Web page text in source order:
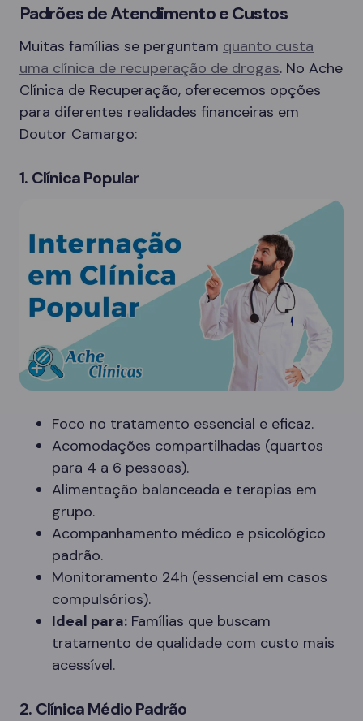
Padrões de Atendimento e Custos
Muitas famílias se perguntam quanto custa
uma clínica de recuperação de drogas. No Ache
Clínica de Recuperação, oferecemos opções
para diferentes realidades financeiras em
Doutor Camargo:
1. Clínica Popular
Foco no tratamento essencial e eficaz.
Acomodações compartilhadas (quartos
para 4 a 6 pessoas).
Alimentação balanceada e terapias em
grupo.
Acompanhamento médico e psicológico
padrão.
Monitoramento 24h (essencial em casos
compulsórios).
Ideal para: Famílias que buscam
tratamento de qualidade com custo mais
acessível.
2. Clínica Médio Padrão